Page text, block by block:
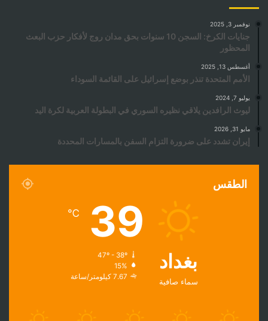
نوفمبر 3, 2025
جنايات الكرخ: السجن 10 سنوات بحق مدان روج لأفكار حزب البعث
المحظور
أغسطس 13, 2025
الأمم المتحدة تنذر بوضع إسرائيل على القائمة السوداء
يوليو 7, 2024
ليوث الرافدين يلاقي نظيره السوري في البطولة العربية لكرة اليد
مايو 31, 2026
إيران تشدد على ضرورة التزام السفن بالمسارات المحددة
الطقس
بغداد
سماء صافية
39
℃
47º - 38º
15%
7.67 كيلومتر/ساعة